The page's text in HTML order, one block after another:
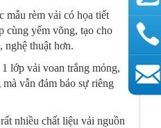
mẫu rèm vải có họa tiết
cùng yếm võng, tạo cho
nghệ thuật hơn.
lớp vải voan trắng mỏng,
vẫn đảm bảo sự riêng
nhiều chất liệu vải nguồn